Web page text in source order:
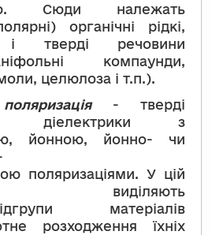
Сюди належать
органічні рідкі,
і тверді речовини
компаунди,
целюлоза і т.п.).
- тверді
діелектрики з
йонною, йонно- чи
поляризаціями. У цій
виділяють
матеріалів
розходження їхніх